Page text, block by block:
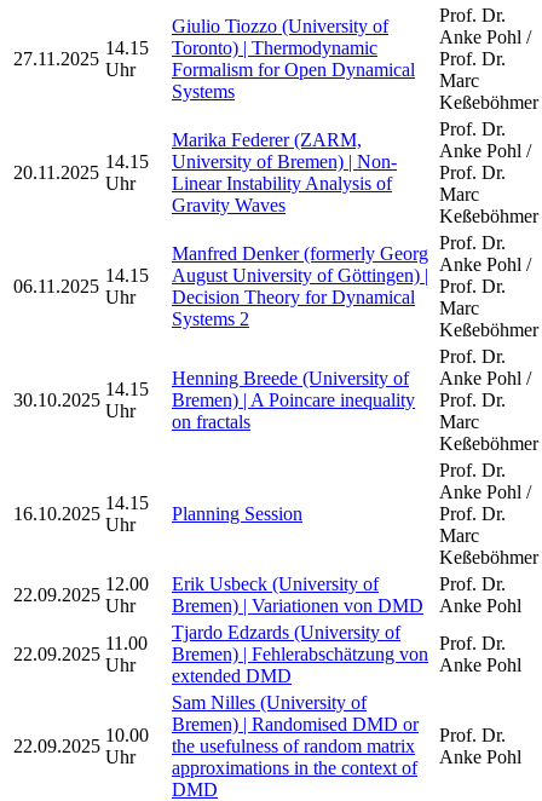
27.11.2025
14.15
Uhr
Giulio Tiozzo (University of
Toronto) | Thermodynamic
Formalism for Open Dynamical
Systems
Prof. Dr.
Anke Pohl /
Prof. Dr.
Marc
Keßeböhmer
20.11.2025
14.15
Uhr
Marika Federer (ZARM,
University of Bremen) | Non-
Linear Instability Analysis of
Gravity Waves
Prof. Dr.
Anke Pohl /
Prof. Dr.
Marc
Keßeböhmer
06.11.2025
14.15
Uhr
Manfred Denker (formerly Georg
August University of Göttingen) |
Decision Theory for Dynamical
Systems 2
Prof. Dr.
Anke Pohl /
Prof. Dr.
Marc
Keßeböhmer
30.10.2025
14.15
Uhr
Henning Breede (University of
Bremen) | A Poincare inequality
on fractals
Prof. Dr.
Anke Pohl /
Prof. Dr.
Marc
Keßeböhmer
16.10.2025
14.15
Uhr
Planning Session
Prof. Dr.
Anke Pohl /
Prof. Dr.
Marc
Keßeböhmer
22.09.2025
12.00
Uhr
Erik Usbeck (University of
Bremen) | Variationen von DMD
Prof. Dr.
Anke Pohl
22.09.2025
11.00
Uhr
Tjardo Edzards (University of
Bremen) | Fehlerabschätzung von
extended DMD
Prof. Dr.
Anke Pohl
22.09.2025
10.00
Uhr
Sam Nilles (University of
Bremen) | Randomised DMD or
the usefulness of random matrix
approximations in the context of
DMD
Prof. Dr.
Anke Pohl